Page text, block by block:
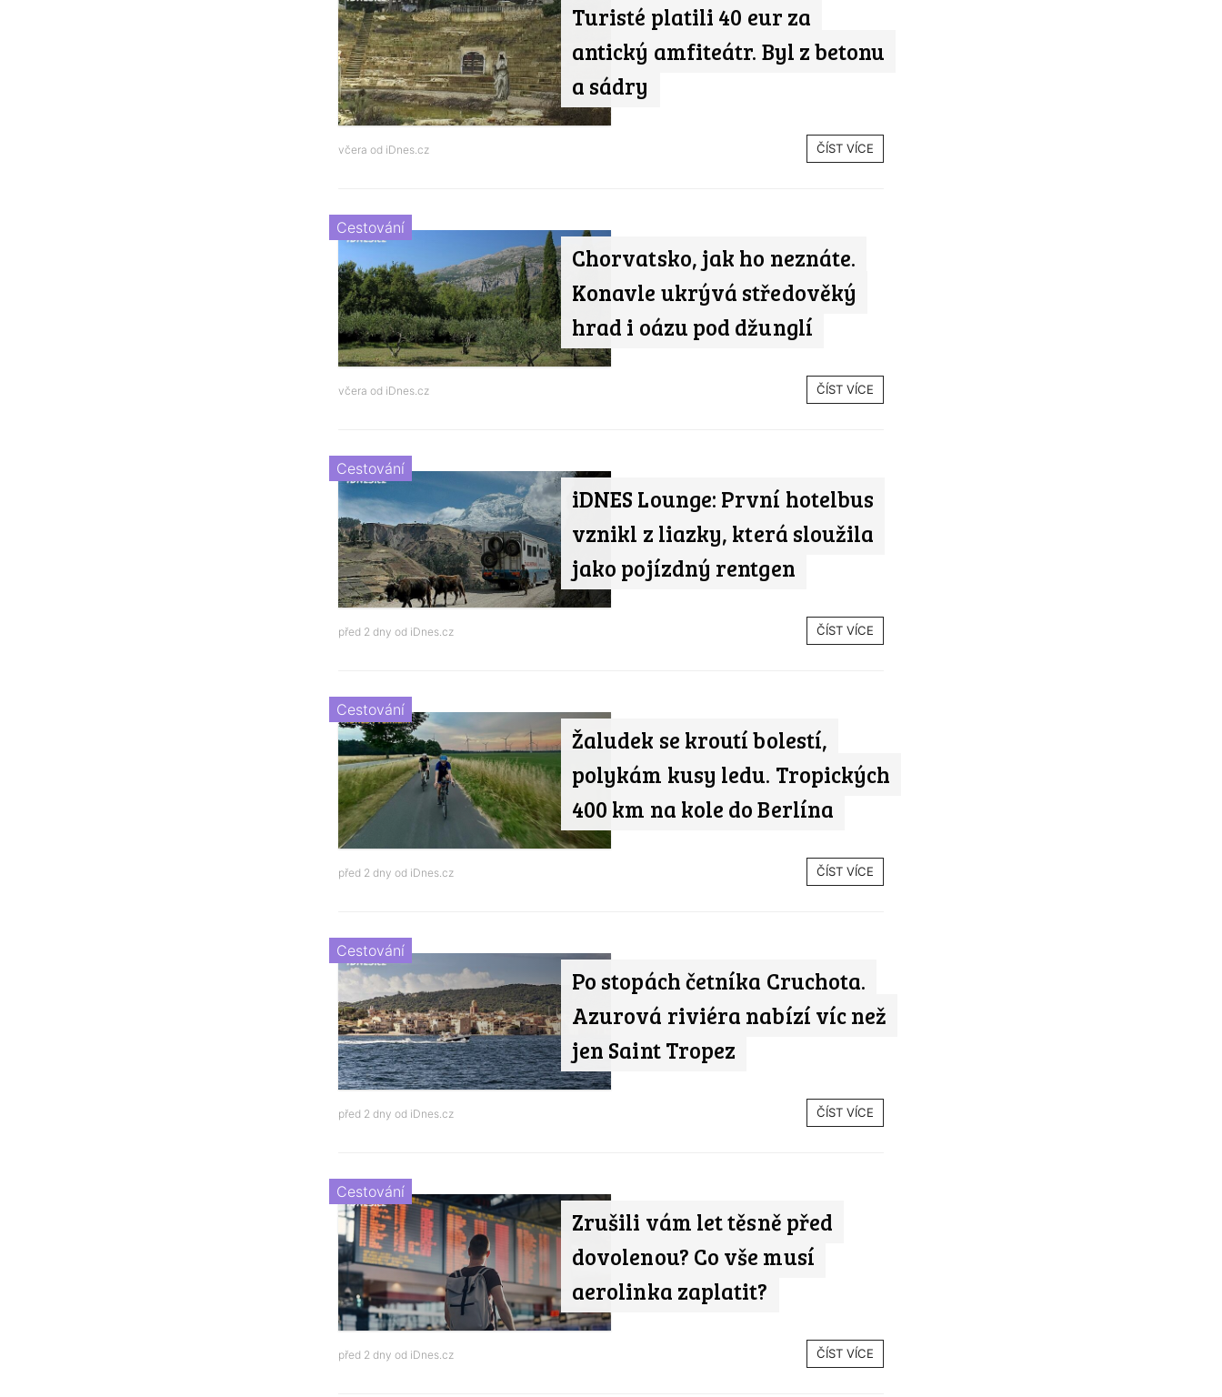
Turisté platili 40 eur za
antický amfiteátr. Byl z betonu
a sádry
včera od iDnes.cz ČÍST VÍCE
Chorvatsko, jak ho neznáte.
Konavle ukrývá středověký
hrad i oázu pod džunglí
Cestování
včera od iDnes.cz ČÍST VÍCE
iDNES Lounge: První hotelbus
vznikl z liazky, která sloužila
jako pojízdný rentgen
Cestování
před 2 dny od iDnes.cz ČÍST VÍCE
Žaludek se kroutí bolestí,
polykám kusy ledu. Tropických
400 km na kole do Berlína
Cestování
před 2 dny od iDnes.cz ČÍST VÍCE
Po stopách četníka Cruchota.
Azurová riviéra nabízí víc než
jen Saint Tropez
Cestování
před 2 dny od iDnes.cz ČÍST VÍCE
Zrušili vám let těsně před
dovolenou? Co vše musí
aerolinka zaplatit?
Cestování
před 2 dny od iDnes.cz ČÍST VÍCE